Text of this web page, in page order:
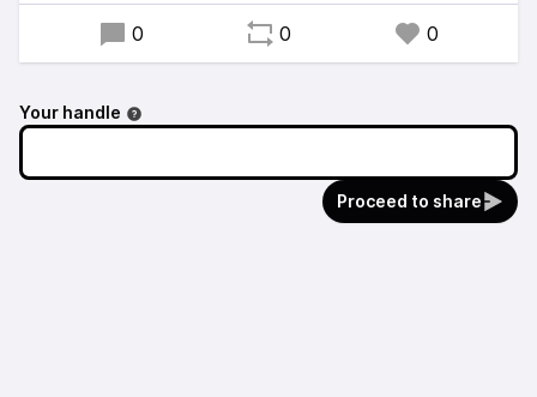
0 0 0
Your handle
Proceed to share